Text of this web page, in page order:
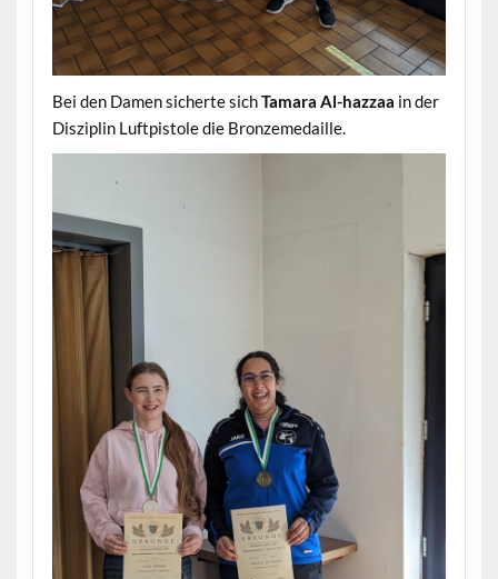
Bei den Damen sicherte sichTamara Al-hazzaa in der
Disziplin Luftpistole die Bronzemedaille.